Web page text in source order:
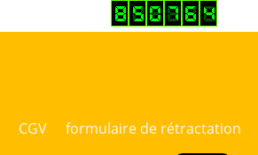
CGV formulaire de rétractation